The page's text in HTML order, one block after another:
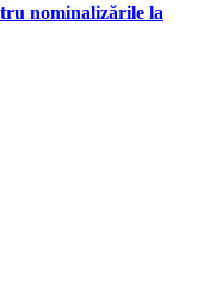
nominalizările la